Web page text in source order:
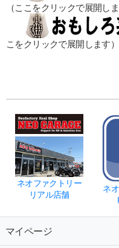
（ここをクリックで展開しま
こをクリックで展開します）
ネオファクトリー
リアル店舗
ネ
マイページ